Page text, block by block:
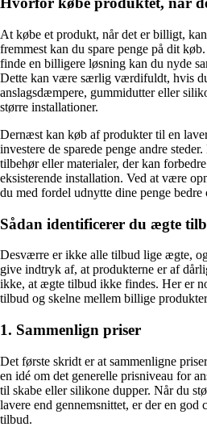
At købe et produkt, når det er billigt,
fremmest kan du spare penge på dit
finde en billigere løsning kan du nyde
Dette kan være særlig værdifuldt, hvis
anslagsdæmpere, gummidutter eller
større installationer.
Dernæst kan køb af produkter til en
investere de sparede penge andre
tilbehør eller materialer, der kan
eksisterende installation. Ved at være
du med fordel udnytte dine penge
Sådan identificerer du ægte
Desværre er ikke alle tilbud lige ægte,
give indtryk af, at produkterne er af
ikke, at ægte tilbud ikke findes. Her er
tilbud og skelne mellem billige
1. Sammenlign priser
Det første skridt er at sammenligne
en idé om det generelle prisniveau for
til skabe eller silikone dupper. Når du
lavere end gennemsnittet, er der en god
tilbud.